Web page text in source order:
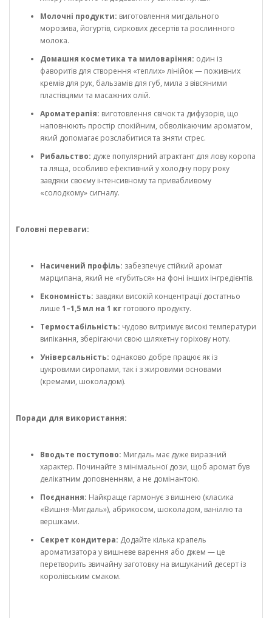
Молочні продукти: виготовлення мигдального
морозива, йогуртів, сиркових десертів та рослинного
молока.
Домашня косметика та миловаріння: один із
фаворитів для створення «теплих» лінійок — поживних
кремів для рук, бальзамів для губ, мила з вівсяними
пластівцями та масажних олій.
Ароматерапія: виготовлення свічок та дифузорів, що
наповнюють простір спокійним, обволікаючим ароматом,
який допомагає розслабитися та зняти стрес.
Рибальство: дуже популярний атрактант для лову коропа
та ляща, особливо ефективний у холодну пору року
завдяки своєму інтенсивному та привабливому
«солодкому» сигналу.
Головні переваги:
Насичений профіль: забезпечує стійкий аромат
марципана, який не «губиться» на фоні інших інгредієнтів.
Економність: завдяки високій концентрації достатньо
лише 1–1,5 мл на 1 кг готового продукту.
Термостабільність: чудово витримує високі температури
випікання, зберігаючи свою шляхетну горіхову ноту.
Універсальність: однаково добре працює як із
цукровими сиропами, так і з жировими основами
(кремами, шоколадом).
Поради для використання:
Вводьте поступово: Мигдаль має дуже виразний
характер. Починайте з мінімальної дози, щоб аромат був
делікатним доповненням, а не домінантою.
Поєднання: Найкраще гармонує з вишнею (класика
«Вишня-Мигдаль»), абрикосом, шоколадом, ваніллю та
вершками.
Секрет кондитера: Додайте кілька крапель
ароматизатора у вишневе варення або джем — це
перетворить звичайну заготовку на вишуканий десерт із
королівським смаком.